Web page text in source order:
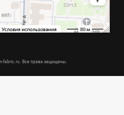
fabric.ru. Все права защищены.